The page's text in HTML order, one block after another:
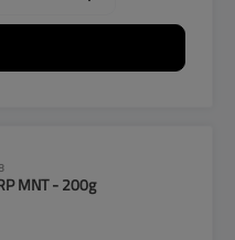
MNT - 200g